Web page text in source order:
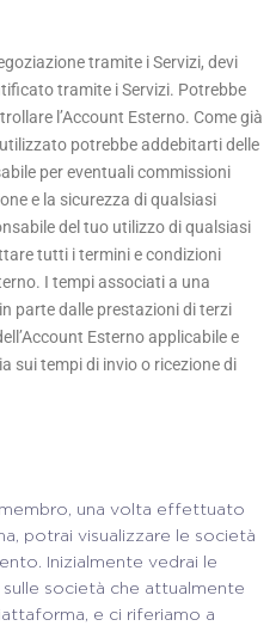
tramite i Servizi, devi
tramite i Servizi. Potrebbe
l’Account Esterno. Come già
potrebbe addebitarti delle
per eventuali commissioni
e la sicurezza di qualsiasi
del tuo utilizzo di qualsiasi
tutti i termini e condizioni
I tempi associati a una
parte dalle prestazioni di terzi
Esterno applicabile e
sui tempi di invio o ricezione di
una volta effettuato
potrai visualizzare le società
Inizialmente vedrai le
società che attualmente
e ci riferiamo a